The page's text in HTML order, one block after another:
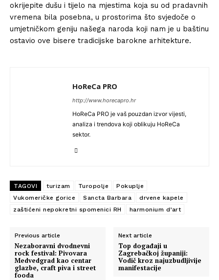
okrijepite dušu i tijelo na mjestima koja su od pradavnih
vremena bila posebna, u prostorima što svjedoče o
umjetničkom geniju našega naroda koji nam je u baštinu
ostavio ove bisere tradicijske barokne arhitekture.
HoReCa PRO
http://www.horecapro.hr
HoReCa PRO je vaš pouzdan izvor vijesti,
analiza i trendova koji oblikuju HoReCa
sektor.
TAGOVI turizam Turopolje
Pokuplje
Vukomeričke gorice
Sancta Barbara
drvene kapele
zaštićeni nepokretni spomenici RH
harmonium d’art
Previous article
Nezaboravni dvodnevni
rock festival: Pivovara
Medvedgrad kao centar
glazbe, craft piva i street
fooda
Next article
Top događaji u
Zagrebačkoj županiji:
Vodič kroz najuzbudljivije
manifestacije